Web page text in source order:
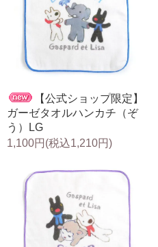
【公式ショップ限定】
ガーゼタオルハンカチ（ぞ
う）LG
1,100円(税込1,210円)